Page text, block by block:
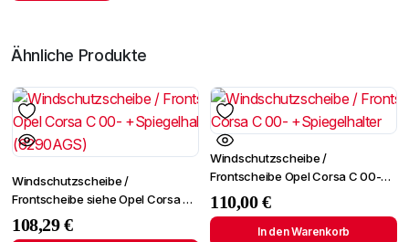
Ähnliche Produkte
Windschutzscheibe /
Frontscheibe siehe Opel Corsa C
00- +Spiegelhalter (6290AGS)
108,29€
Windschutzscheibe /
Frontscheibe Opel Corsa C 00-
+Spiegelhalter
110,00€
In den Warenkorb